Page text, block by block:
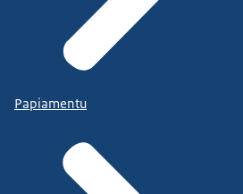
Papiamentu